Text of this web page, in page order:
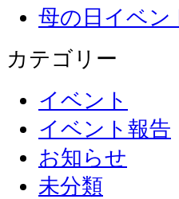
母の日イベ
カテゴリー
イベント
イベント報告
お知らせ
未分類